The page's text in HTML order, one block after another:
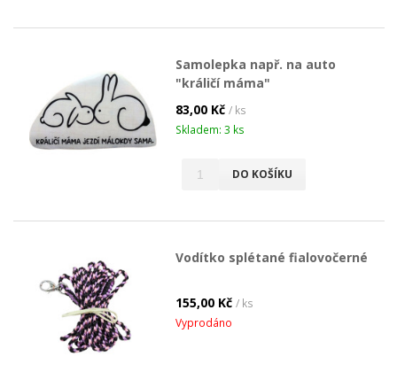
Samolepka např. na auto
"králičí máma"
83,00 Kč / ks
Skladem: 3 ks
DO KOŠÍKU
Vodítko splétané fialovočerné
155,00 Kč / ks
Vyprodáno